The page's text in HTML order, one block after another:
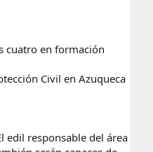
cuatro en formación
Civil en Azuqueca
edil responsable del área